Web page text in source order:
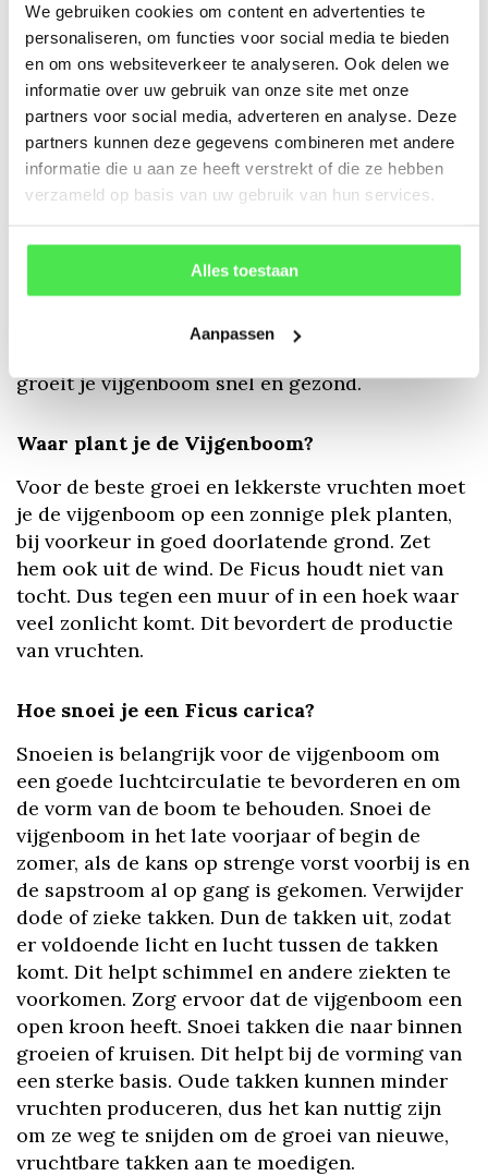
We gebruiken cookies om content en advertenties te
personaliseren, om functies voor social media te bieden
en om ons websiteverkeer te analyseren. Ook delen we
informatie over uw gebruik van onze site met onze
partners voor social media, adverteren en analyse. Deze
partners kunnen deze gegevens combineren met andere
informatie die u aan ze heeft verstrekt of die ze hebben
verzameld op basis van uw gebruik van hun services.
Alles toestaan
Aanpassen
Sierwaarde
De vijgenboom voegt esthetische waarde toe
aan je tuin. De grote bladeren en de unieke
vruchten zorgen voor een tropische flair, wat
perfect is voor zowel moderne als traditionele
tuinen.
De Ficus carica is relatief eenvoudig te
verzorgen en kan goed tegen droogte. Dit maakt
de boom ideaal voor tuinen in Nederland, waar
de zomers soms kurkdroog kunnen zijn. Met de
groeit je vijgenboom snel en gezond.
Waar plant je de Vijgenboom?
Voor de beste groei en lekkerste vruchten moet
je de vijgenboom op een zonnige plek planten,
bij voorkeur in goed doorlatende grond. Zet
hem ook uit de wind. De Ficus houdt niet van
tocht. Dus tegen een muur of in een hoek waar
veel zonlicht komt. Dit bevordert de productie
van vruchten.
Hoe snoei je een Ficus carica?
Snoeien is belangrijk voor de vijgenboom om
een goede luchtcirculatie te bevorderen en om
de vorm van de boom te behouden. Snoei de
vijgenboom in het late voorjaar of begin de
zomer, als de kans op strenge vorst voorbij is en
de sapstroom al op gang is gekomen. Verwijder
dode of zieke takken. Dun de takken uit, zodat
er voldoende licht en lucht tussen de takken
komt. Dit helpt schimmel en andere ziekten te
voorkomen. Zorg ervoor dat de vijgenboom een
open kroon heeft. Snoei takken die naar binnen
groeien of kruisen. Dit helpt bij de vorming van
een sterke basis. Oude takken kunnen minder
vruchten produceren, dus het kan nuttig zijn
om ze weg te snijden om de groei van nieuwe,
vruchtbare takken aan te moedigen.